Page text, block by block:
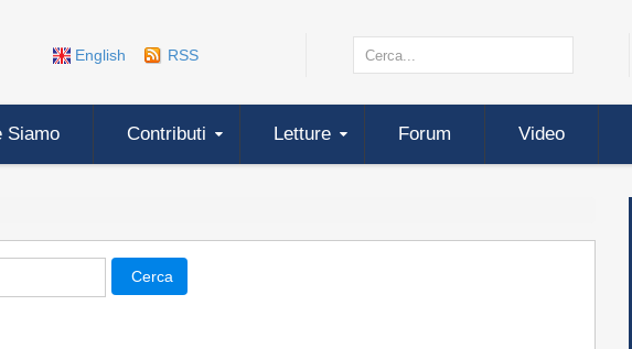
English RSS
Siamo Contributi Letture Forum Video
Cerca